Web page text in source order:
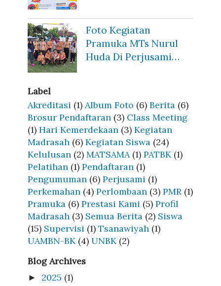
Foto Kegiatan
Pramuka MTs Nurul
Huda Di Perjusami…
Label
Akreditasi (1) Album Foto (6) Berita (6)
Brosur Pendaftaran (3) Class Meeting
(1) Hari Kemerdekaan (3) Kegiatan
Madrasah (6) Kegiatan Siswa (24)
Kelulusan (2) MATSAMA (1) PATBK (1)
Pelatihan (1) Pendaftaran (1)
Pengumuman (6) Perjusami (1)
Perkemahan (4) Perlombaan (3) PMR (1)
Pramuka (6) Prestasi Kami (5) Profil
Madrasah (3) Semua Berita (2) Siswa
(15) Supervisi (1) Tsanawiyah (1)
UAMBN-BK (4) UNBK (2)
Blog Archives
► 2025 (1)